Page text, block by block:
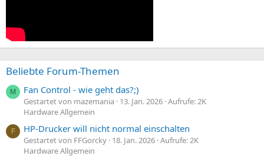
Beliebte Forum-Themen
M Fan Control - wie geht das?;)
Gestartet von mazemania 13. Jan. 2026 Aufrufe: 2K
Hardware Allgemein
F HP-Drucker will nicht normal einschalten
Gestartet von FFGorcky 18. Jan. 2026 Aufrufe: 2K
Hardware Allgemein